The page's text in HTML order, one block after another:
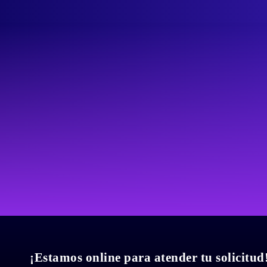
¡Estamos online para atender tu